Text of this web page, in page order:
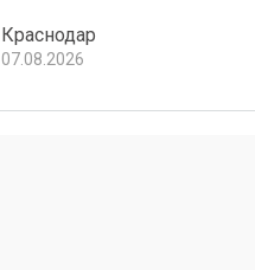
Краснодар
07.08.2026